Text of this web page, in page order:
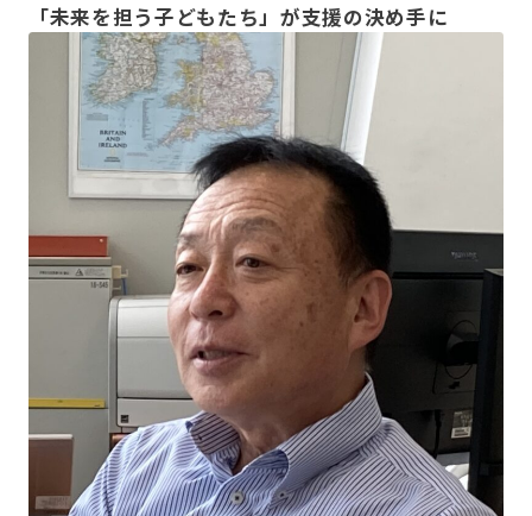
「未来を担う子どもたち」が支援の決め手に